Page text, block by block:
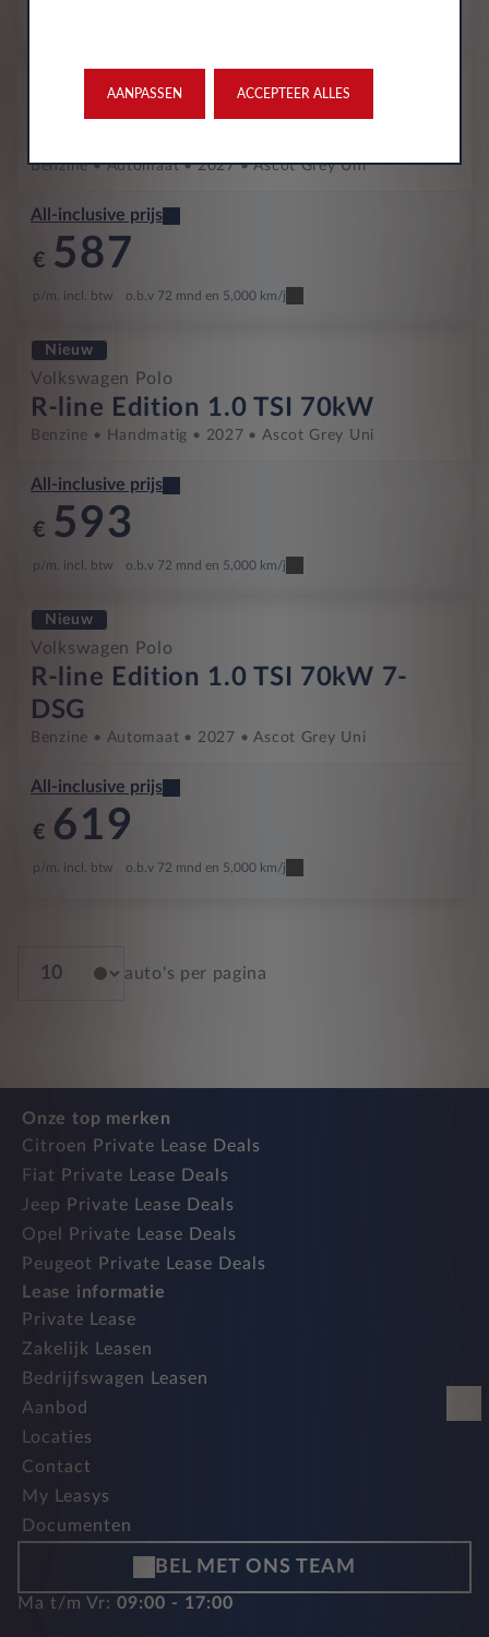
Benzine Automaat 2027 Ascot Grey Uni
All-inclusive prijs
€ 587
p/m. incl. btw o.b.v 72 mnd en 5,000 km/j
Nieuw
Volkswagen Polo
R-line Edition 1.0 TSI 70kW
Benzine Handmatig 2027 Ascot Grey Uni
All-inclusive prijs
€ 593
p/m. incl. btw o.b.v 72 mnd en 5,000 km/j
Nieuw
Volkswagen Polo
R-line Edition 1.0 TSI 70kW 7-
DSG
Benzine Automaat 2027 Ascot Grey Uni
All-inclusive prijs
€ 619
p/m. incl. btw o.b.v 72 mnd en 5,000 km/j
auto's per pagina
Onze top merken
Citroen Private Lease Deals
Fiat Private Lease Deals
Jeep Private Lease Deals
Opel Private Lease Deals
Peugeot Private Lease Deals
Lease informatie
Private Lease
Zakelijk Leasen
Bedrijfswagen Leasen
Aanbod
Locaties
Contact
My Leasys
Documenten
BEL MET ONS TEAM
Ma t/m Vr: 09:00 - 17:00
AANPASSEN ACCEPTEER ALLES